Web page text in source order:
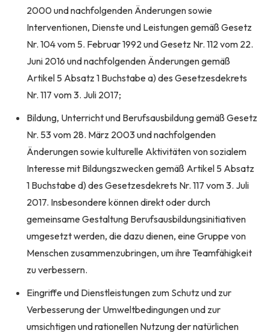
2000 und nachfolgenden Änderungen sowie
Interventionen, Dienste und Leistungen gemäß Gesetz
Nr. 104 vom 5. Februar 1992 und Gesetz Nr. 112 vom 22.
Juni 2016 und nachfolgenden Änderungen gemäß
Artikel 5 Absatz 1 Buchstabe a) des Gesetzesdekrets
Nr. 117 vom 3. Juli 2017;
Bildung, Unterricht und Berufsausbildung gemäß Gesetz
Nr. 53 vom 28. März 2003 und nachfolgenden
Änderungen sowie kulturelle Aktivitäten von sozialem
Interesse mit Bildungszwecken gemäß Artikel 5 Absatz
1 Buchstabe d) des Gesetzesdekrets Nr. 117 vom 3. Juli
2017. Insbesondere können direkt oder durch
gemeinsame Gestaltung Berufsausbildungsinitiativen
umgesetzt werden, die dazu dienen, eine Gruppe von
Menschen zusammenzubringen, um ihre Teamfähigkeit
zu verbessern.
Eingriffe und Dienstleistungen zum Schutz und zur
Verbesserung der Umweltbedingungen und zur
umsichtigen und rationellen Nutzung der natürlichen